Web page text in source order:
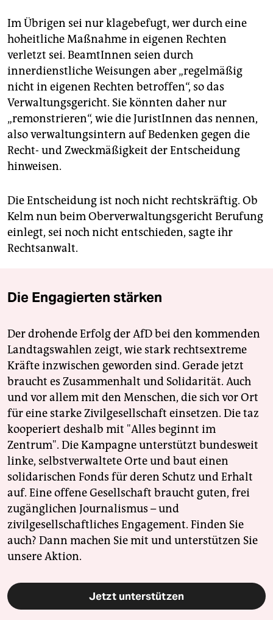
Im Übrigen sei nur klagebefugt, wer durch eine
hoheitliche Maßnahme in eigenen Rechten
verletzt sei. BeamtInnen seien durch
innerdienstliche Weisungen aber „regelmäßig
nicht in eigenen Rechten betroffen“, so das
Verwaltungsgericht. Sie könnten daher nur
„remonstrieren“, wie die JuristInnen das nennen,
also verwaltungsintern auf Bedenken gegen die
Recht- und Zweckmäßigkeit der Entscheidung
hinweisen.
Die Entscheidung ist noch nicht rechtskräftig. Ob
Kelm nun beim Oberverwaltungsgericht Berufung
einlegt, sei noch nicht entschieden, sagte ihr
Rechtsanwalt.
Die Engagierten stärken
Der drohende Erfolg der AfD bei den kommenden
Landtagswahlen zeigt, wie stark rechtsextreme
Kräfte inzwischen geworden sind. Gerade jetzt
braucht es Zusammenhalt und Solidarität. Auch
und vor allem mit den Menschen, die sich vor Ort
für eine starke Zivilgesellschaft einsetzen. Die taz
kooperiert deshalb mit "Alles beginnt im
Zentrum". Die Kampagne unterstützt bundesweit
linke, selbstverwaltete Orte und baut einen
solidarischen Fonds für deren Schutz und Erhalt
auf. Eine offene Gesellschaft braucht guten, frei
zugänglichen Journalismus – und
zivilgesellschaftliches Engagement. Finden Sie
auch? Dann machen Sie mit und unterstützen Sie
unsere Aktion.
Jetzt unterstützen